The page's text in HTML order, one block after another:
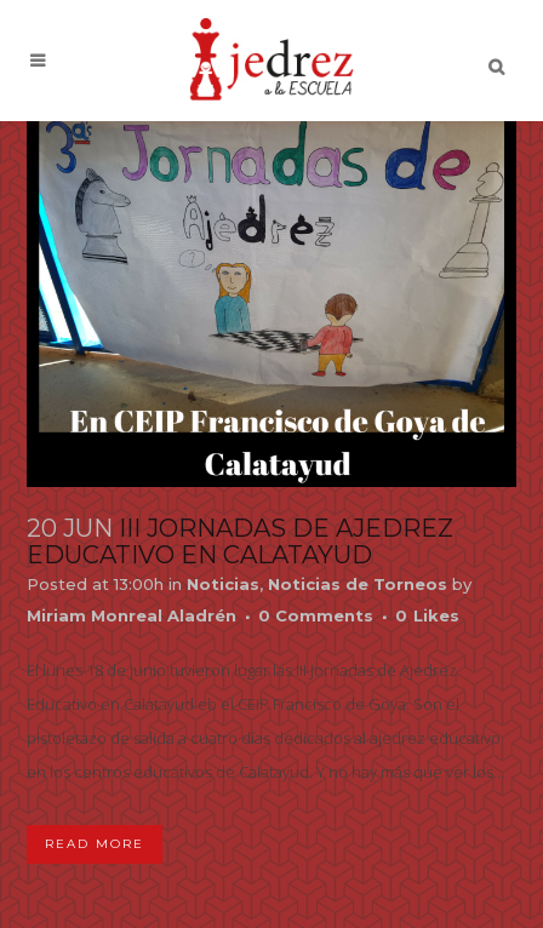
20 JUN III JORNADAS DE AJEDREZ
EDUCATIVO EN CALATAYUD
Posted at 13:00hinNoticias,Noticias de Torneos by
Miriam Monreal Aladrén
0 Comments 0 Likes
El lunes 18 de junio tuvieron lugar las III Jornadas de Ajedrez
Educativo en Calatayud eb el CEIP Francisco de Goya. Son el
pistoletazo de salida a cuatro días dedicados al ajedrez educativo
en los centros educativos de Calatayud. Y no hay más que ver los...
READ MORE